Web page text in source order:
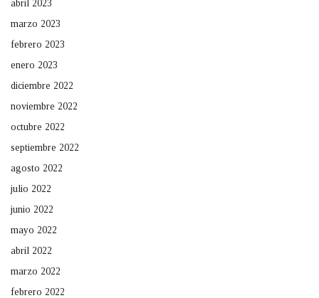
abril 2023
marzo 2023
febrero 2023
enero 2023
diciembre 2022
noviembre 2022
octubre 2022
septiembre 2022
agosto 2022
julio 2022
junio 2022
mayo 2022
abril 2022
marzo 2022
febrero 2022